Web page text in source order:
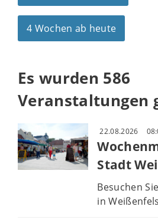
4 Wochen ab heute
Es wurden 586
Veranstaltungen
22.08.2026
Stadt
Besuchen
in